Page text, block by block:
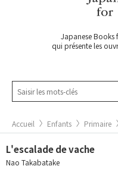
Japanese Books
qui présente les
Accueil Enfants Primaire
L'escalade de vache
Nao Takabatake